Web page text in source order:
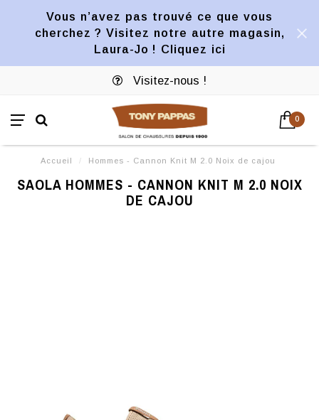
Vous n’avez pas trouvé ce que vous
cherchez ? Visitez notre autre magasin,
Laura-Jo ! Cliquez ici
Visitez-nous !
0
Accueil / Hommes - Cannon Knit M 2.0 Noix de cajou
SAOLA HOMMES - CANNON KNIT M 2.0 NOIX
DE CAJOU